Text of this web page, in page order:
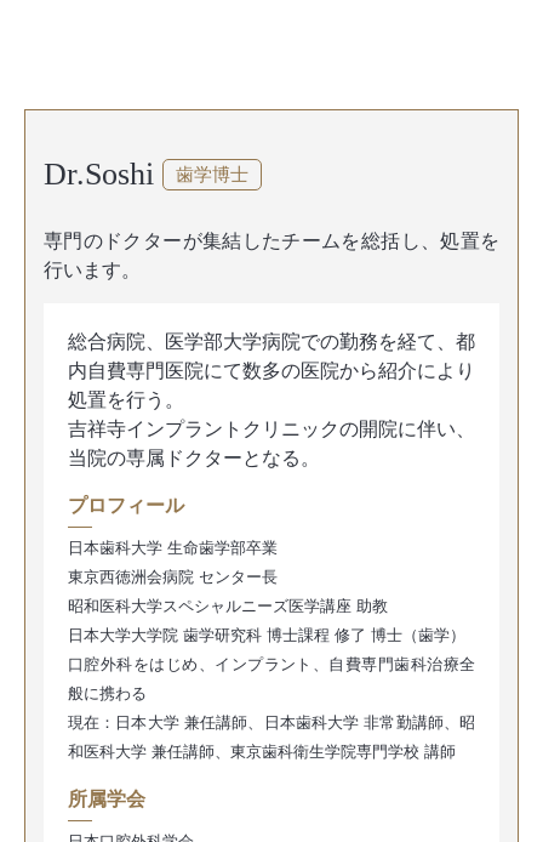
Dr.Soshi 歯学博士
専門のドクターが集結したチームを総括し、処置を
行います。
総合病院、医学部大学病院での勤務を経て、都
内自費専門医院にて数多の医院から紹介により
処置を行う。
吉祥寺インプラントクリニックの開院に伴い、
当院の専属ドクターとなる。
プロフィール
日本歯科大学 生命歯学部卒業
東京西徳洲会病院 センター長
昭和医科大学スペシャルニーズ医学講座 助教
日本大学大学院 歯学研究科 博士課程 修了 博士（歯学）
口腔外科をはじめ、インプラント、自費専門歯科治療全
般に携わる
現在：日本大学 兼任講師、日本歯科大学 非常勤講師、昭
和医科大学 兼任講師、東京歯科衛生学院専門学校 講師
所属学会